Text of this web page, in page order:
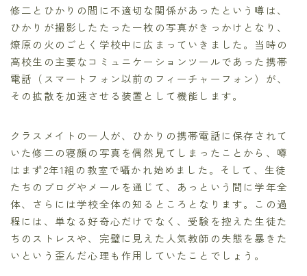
修二とひかりの間に不適切な関係があったという噂は、
ひかりが撮影したたった一枚の写真がきっかけとなり、
燎原の火のごとく学校中に広まっていきました。当時の
高校生の主要なコミュニケーションツールであった携帯
電話（スマートフォン以前のフィーチャーフォン）が、
その拡散を加速させる装置として機能します。
クラスメイトの一人が、ひかりの携帯電話に保存されて
いた修二の寝顔の写真を偶然見てしまったことから、噂
はまず2年1組の教室で囁かれ始めました。そして、生徒
たちのブログやメールを通じて、あっという間に学年全
体、さらには学校全体の知るところとなります。この過
程には、単なる好奇心だけでなく、受験を控えた生徒た
ちのストレスや、完璧に見えた人気教師の失態を暴きた
いという歪んだ心理も作用していたことでしょう。